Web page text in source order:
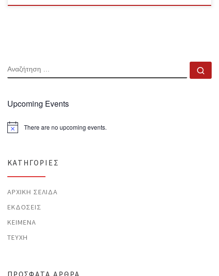
ΑΝΑΖΉΤΗΣΗ
Upcoming Events
N
c
There are no upcoming events.
KΑΤΗΓΟΡΊΕΣ
ΑΡΧΙΚΉ ΣΕΛΊΔΑ
ΕΚΔΌΣΕΙΣ
ΚΕΊΜΕΝΑ
ΤΕΎΧΗ